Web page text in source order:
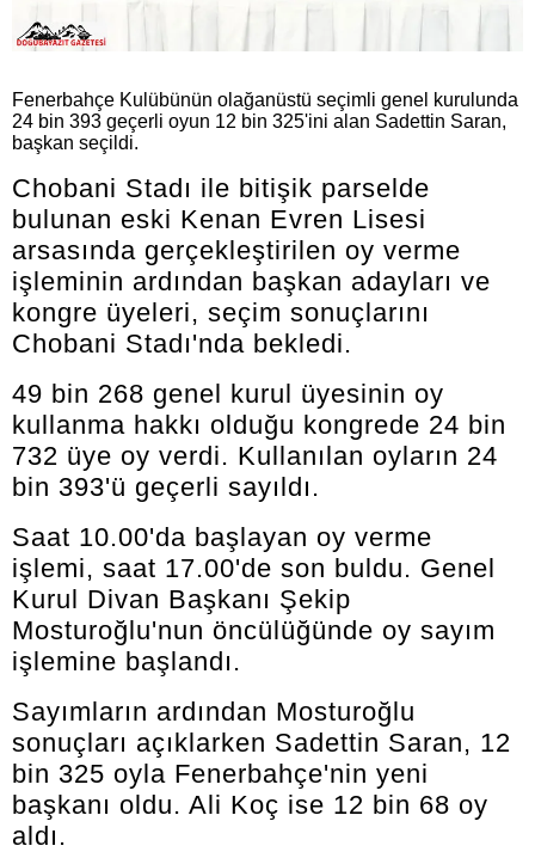
Fenerbahçe Kulübünün olağanüstü seçimli genel kurulunda
24 bin 393 geçerli oyun 12 bin 325'ini alan Sadettin Saran,
başkan seçildi.
Chobani Stadı ile bitişik parselde
bulunan eski Kenan Evren Lisesi
arsasında gerçekleştirilen oy verme
işleminin ardından başkan adayları ve
kongre üyeleri, seçim sonuçlarını
Chobani Stadı'nda bekledi.
49 bin 268 genel kurul üyesinin oy
kullanma hakkı olduğu kongrede 24 bin
732 üye oy verdi. Kullanılan oyların 24
bin 393'ü geçerli sayıldı.
Saat 10.00'da başlayan oy verme
işlemi, saat 17.00'de son buldu. Genel
Kurul Divan Başkanı Şekip
Mosturoğlu'nun öncülüğünde oy sayım
işlemine başlandı.
Sayımların ardından Mosturoğlu
sonuçları açıklarken Sadettin Saran, 12
bin 325 oyla Fenerbahçe'nin yeni
başkanı oldu. Ali Koç ise 12 bin 68 oy
aldı.